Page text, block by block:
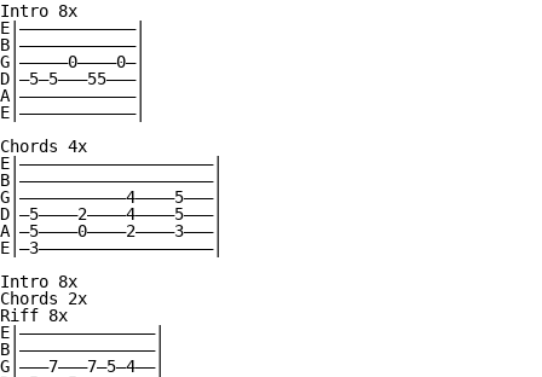
Intro 8x
E|————————————|
B|————————————|
G|—————0————0—|
D|—5—5———55———|
A|————————————|
E|————————————|
Chords 4x
E|————————————————————|
B|————————————————————|
G|———————————4————5———|
D|—5————2————4————5———|
A|—5————0————2————3———|
E|—3——————————————————|
Intro 8x
Chords 2x
Riff 8x
E|——————————————|
B|——————————————|
G|———7———7—5—4——|